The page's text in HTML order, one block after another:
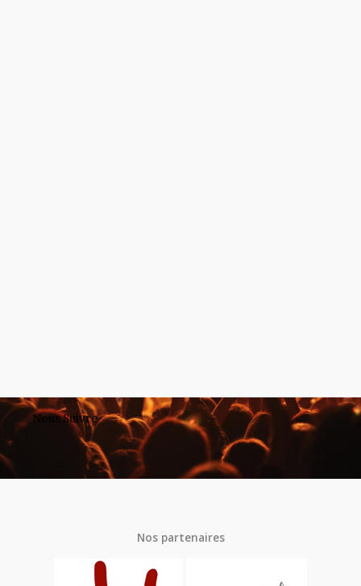
Nous Suivre
Nos partenaires